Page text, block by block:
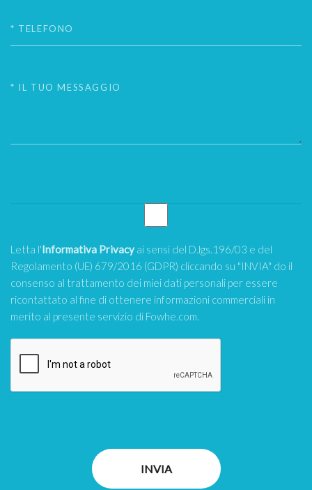
Letta l'Informativa Privacyai sensi del D.lgs.196/03 e del
Regolamento (UE) 679/2016 (GDPR) cliccando su "INVIA" do il
consenso al trattamento dei miei dati personali per essere
ricontattato al fine di ottenere informazioni commerciali in
merito al presente servizio di Fowhe.com.
INVIA